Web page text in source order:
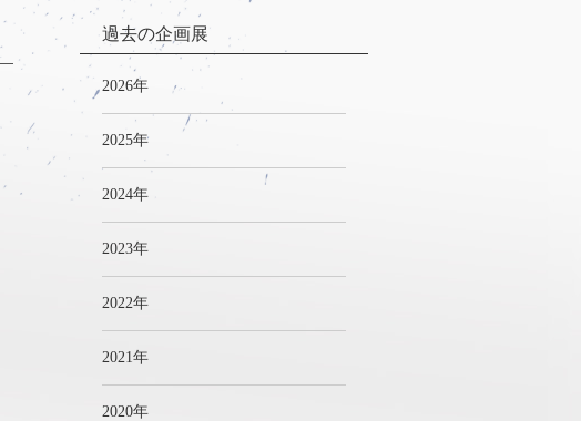
過去の企画展
2026年
2025年
2024年
2023年
2022年
2021年
2020年